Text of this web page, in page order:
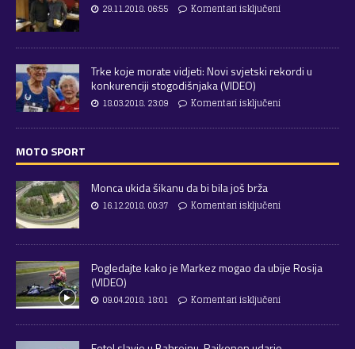
29.11.2018. 06:55 Komentari isključeni
Trke koje morate vidjeti: Novi svjetski rekordi u
konkurenciji stogodišnjaka (VIDEO)
18.03.2018. 23:09 Komentari isključeni
MOTO SPORT
Monca ukida šikanu da bi bila još brža
16.12.2018. 00:37 Komentari isključeni
Pogledajte kako je Markez mogao da ubije Rosija
(VIDEO)
09.04.2018. 18:01 Komentari isključeni